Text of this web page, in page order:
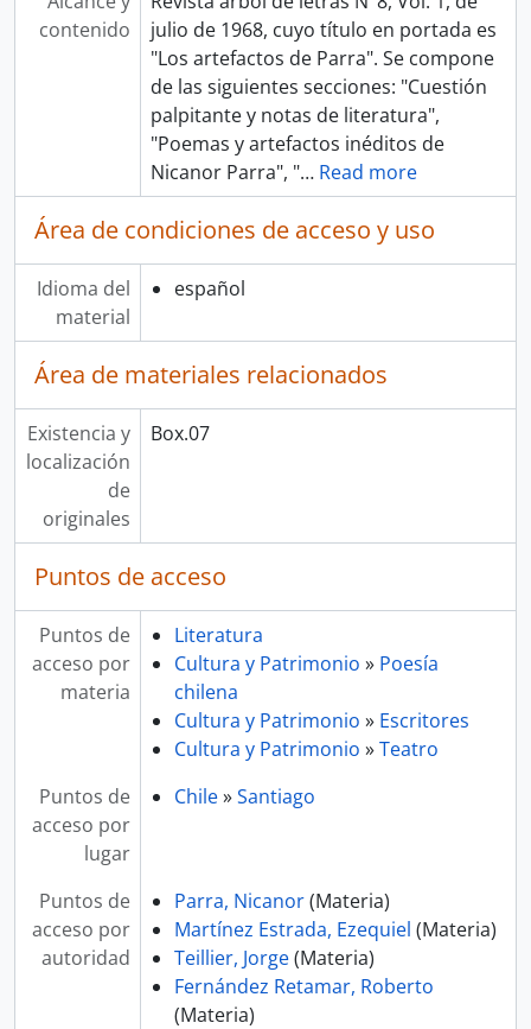
contenido
julio de 1968, cuyo título en portada es
"Los artefactos de Parra". Se compone
de las siguientes secciones: "Cuestión
palpitante y notas de literatura",
"Poemas y artefactos inéditos de
Nicanor Parra", "… Read more
Área de condiciones de acceso y uso
Idioma del
material
español
Área de materiales relacionados
Existencia y
localización
de
originales
Box.07
Puntos de acceso
Puntos de
acceso por
materia
Literatura
Cultura y Patrimonio » Poesía
chilena
Cultura y Patrimonio » Escritores
Cultura y Patrimonio »Teatro
Puntos de
acceso por
lugar
Chile»Santiago
Puntos de
acceso por
autoridad
Parra, Nicanor(Materia)
Martínez Estrada, Ezequiel (Materia)
Teillier, Jorge(Materia)
Fernández Retamar, Roberto
(Materia)